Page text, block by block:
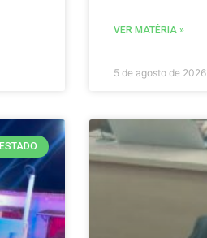
VER MATÉRIA »
5 de agosto de 2026
ESTADO